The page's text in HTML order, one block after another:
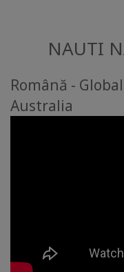
NAUTI
Română -
Australia